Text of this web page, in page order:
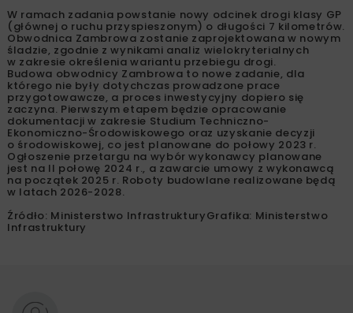
W ramach zadania powstanie nowy odcinek drogi klasy GP
(głównej o ruchu przyspieszonym) o długości 7 kilometrów.
Obwodnica Zambrowa zostanie zaprojektowana w nowym
śladzie, zgodnie z wynikami analiz wielokryterialnych
w zakresie określenia wariantu przebiegu drogi.
Budowa obwodnicy Zambrowa to nowe zadanie, dla
którego nie były dotychczas prowadzone prace
przygotowawcze, a proces inwestycyjny dopiero się
zaczyna. Pierwszym etapem będzie opracowanie
dokumentacji w zakresie Studium Techniczno-
Ekonomiczno-Środowiskowego oraz uzyskanie decyzji
o środowiskowej, co jest planowane do połowy 2023 r.
Ogłoszenie przetargu na wybór wykonawcy planowane
jest na II połowę 2024 r., a zawarcie umowy z wykonawcą
na początek 2025 r. Roboty budowlane realizowane będą
w latach 2026-2028.
Źródło: Ministerstwo InfrastrukturyGrafika: Ministerstwo
Infrastruktury